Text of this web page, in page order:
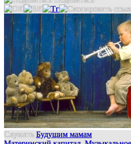
Слушать Будущим мамам